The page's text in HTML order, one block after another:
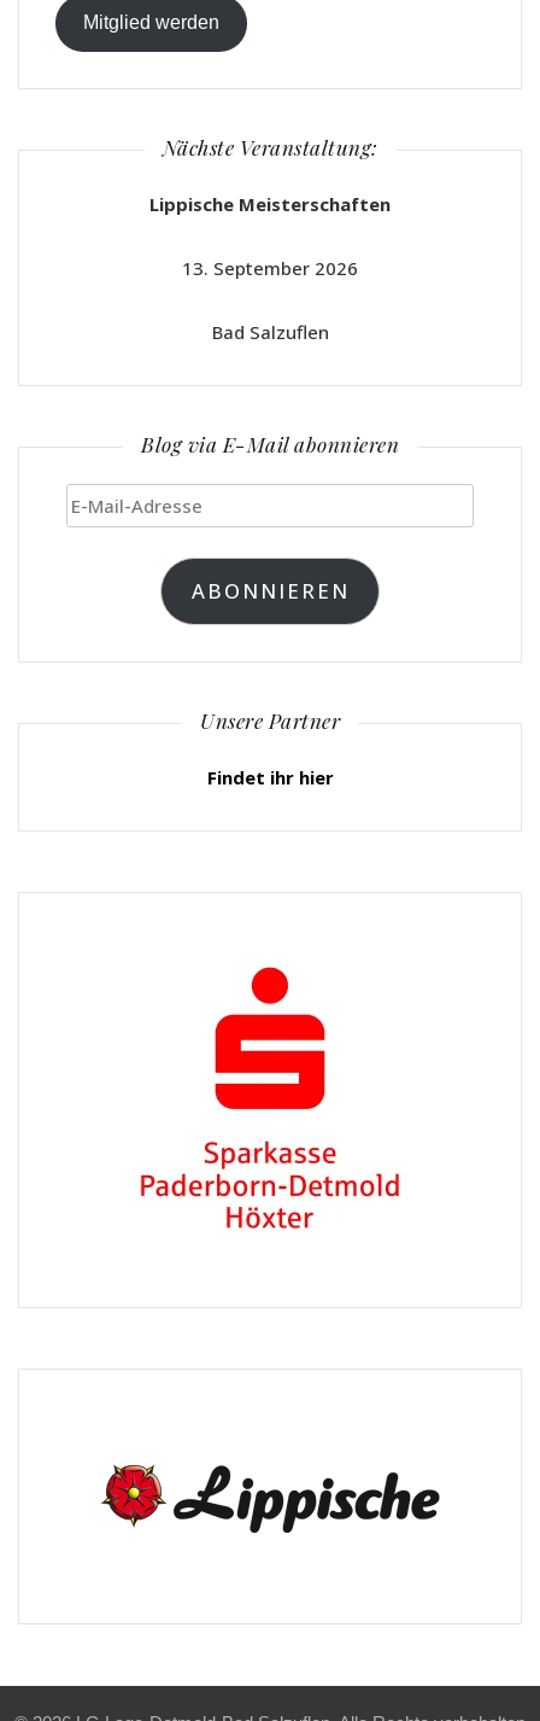
Mitglied werden
Nächste Veranstaltung:
Lippische Meisterschaften
13. September 2026
Bad Salzuflen
Blog via E-Mail abonnieren
E-
Mail-
ABONNIEREN
Unsere Partner
Findet ihr hier